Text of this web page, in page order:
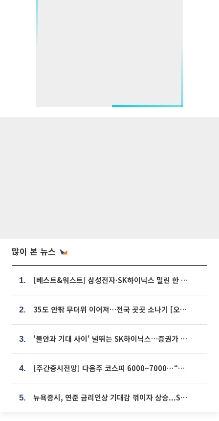
많이 본 뉴스
1. [베스트&워스트] 삼성전자·SK하이닉스 밀린 한 주…상상인증권은 85% 급등
2. 35도 안팎 무더위 이어져…전국 곳곳 소나기 [오늘 날씨]
3. '불안과 기대 사이' 널뛰는 SK하이닉스…증권가 "HBM4·LTA 기반 펀터멘털 견고"
4. [주간증시전망] 다음주 코스피 6000~7000⋯“外人 수급은 정책이 변수”
5. 뉴욕증시, 연준 금리인상 기대감 꺾이자 상승...S&P500 사상 최고치 [종합]